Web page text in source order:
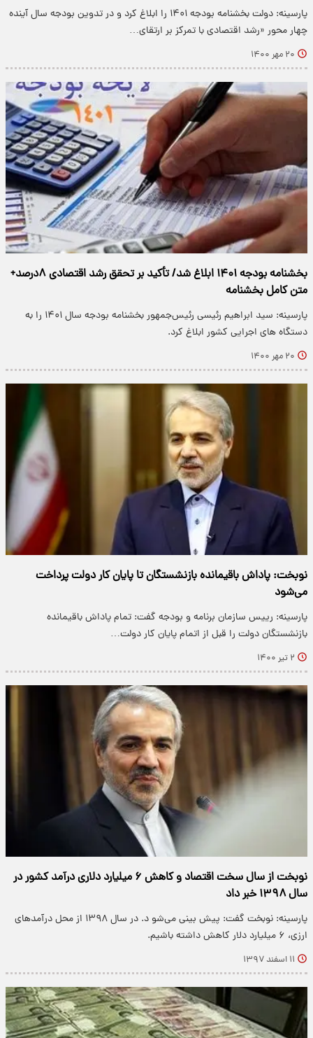
پارسینه: دولت بخشنامه بودجه ۱۴۰۱ را ابلاغ کرد و در تدوین بودجه سال آینده
چهار محور «رشد اقتصادی با تمرکز بر ارتقای…
۲۰ مهر ۱۴۰۰
بخشنامه بودجه ۱۴۰۱ ابلاغ شد/ تأکید بر تحقق رشد اقتصادی ۸درصد+
متن کامل بخشنامه
پارسینه: سید ابراهیم رئیسی رئیس‌جمهور بخشنامه بودجه سال ۱۴۰۱ را به
دستگاه های اجرایی کشور ابلاغ کرد.
۲۰ مهر ۱۴۰۰
نوبخت: پاداش باقیمانده بازنشستگان تا پایان کار دولت پرداخت
می‌شود
پارسینه: رییس سازمان برنامه و بودجه گفت: تمام پاداش باقیمانده
بازنشستگان دولت را قبل از اتمام پایان کار دولت…
۲ تیر ۱۴۰۰
نوبخت از سال سخت اقتصاد و کاهش ۶ میلیارد دلاری درآمد کشور در
سال ۱۳۹۸ خبر داد
پارسینه: نوبخت گفت: پیش بینی می‌شو د. در سال ۱۳۹۸ از محل درآمد‌های
ارزی، ۶ میلیارد دلار کاهش داشته باشیم.
۱۱ اسفند ۱۳۹۷